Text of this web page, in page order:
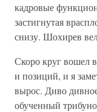
кадровые
застигнутая
снизу. Шохирев
Скоро круг вошел
и позиций, и я
вырос. Диво
обученный